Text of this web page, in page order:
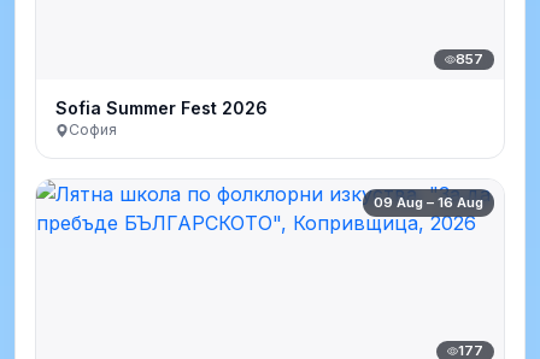
857
Sofia Summer Fest 2026
София
09 Aug – 16 Aug
177